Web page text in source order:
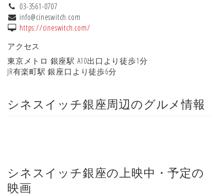
03-3561-0707
info@cineswitch.com
https://cineswitch.com/
アクセス
東京メトロ 銀座駅 A10出口より徒歩1分
JR有楽町駅 銀座口より徒歩6分
シネスイッチ銀座周辺のグルメ情報
シネスイッチ銀座の上映中・予定の
映画